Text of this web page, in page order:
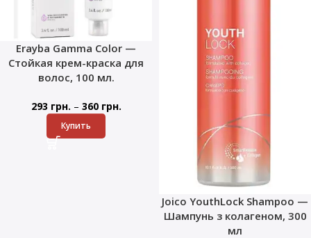
Erayba Gamma Color —
Стойкая крем-краска для
волос, 100 мл.
293 грн. – 360 грн.
Купить
Joico YouthLock Shampoo —
Шампунь з колагеном, 300
мл